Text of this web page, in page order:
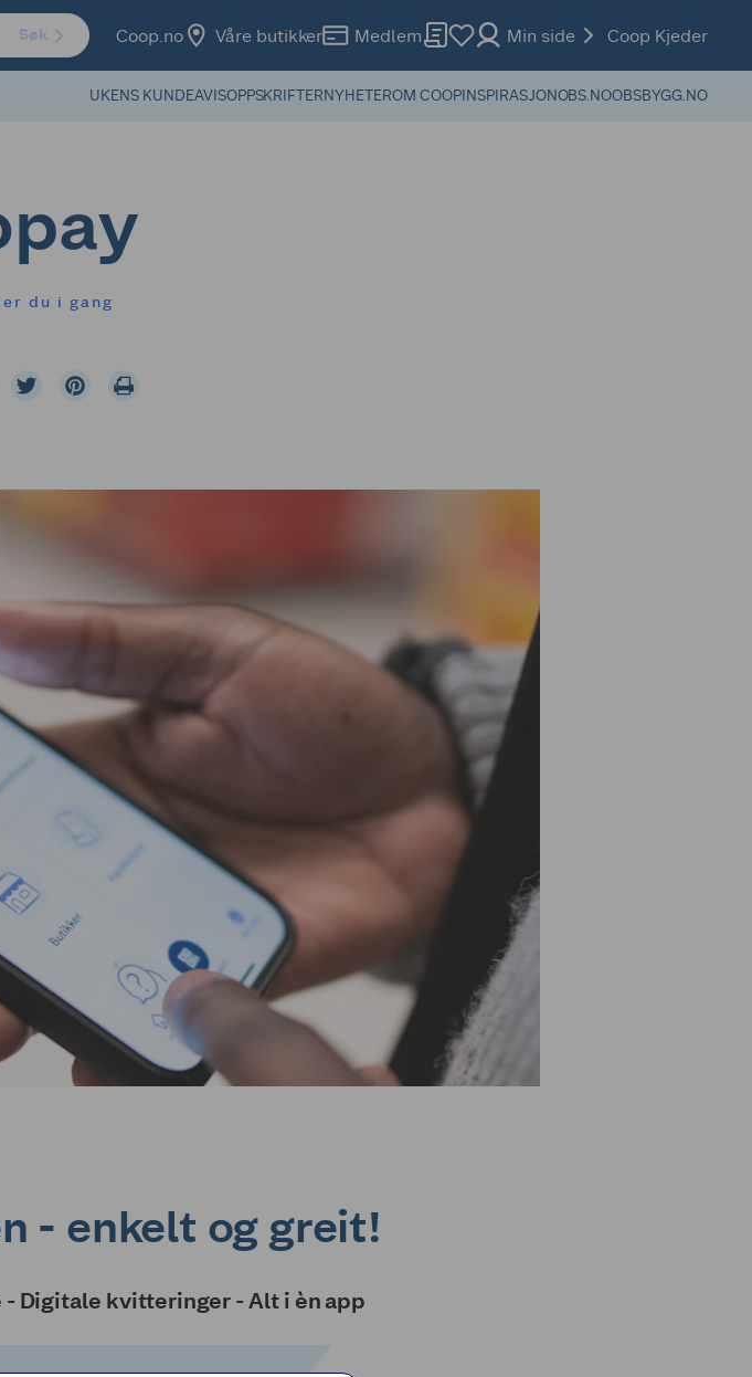
Søk Coop.no Våre butikker Medlem Min side Coop Kjeder
UKENS KUNDEAVISOPPSKRIFTERNYHETEROM COOPINSPIRASJONOBS.NOOBSBYGG.NO
du i gang
- enkelt og greit!
- Digitale kvitteringer -Alt i èn app